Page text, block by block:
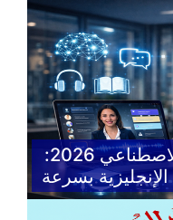
تعلم اللغة الإنجليزية بالذكاء الاصطناعي 2026:
بسرعة